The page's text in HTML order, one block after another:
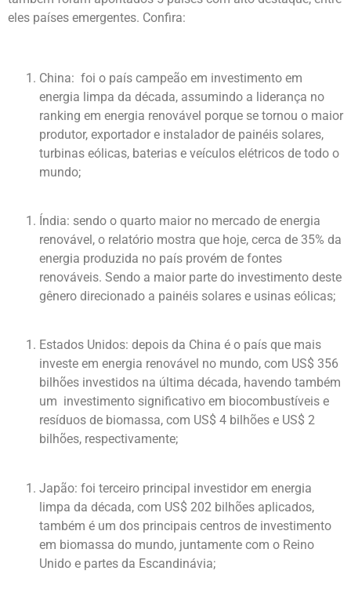
eles países emergentes. Confira:
China: foi o país campeão em investimento em
energia limpa da década, assumindo a liderança no
ranking em energia renovável porque se tornou o maior
produtor, exportador e instalador de painéis solares,
turbinas eólicas, baterias e veículos elétricos de todo o
mundo;
Índia: sendo o quarto maior no mercado de energia
renovável, o relatório mostra que hoje, cerca de 35% da
energia produzida no país provém de fontes
renováveis. Sendo a maior parte do investimento deste
gênero direcionado a painéis solares e usinas eólicas;
Estados Unidos: depois da China é o país que mais
investe em energia renovável no mundo, com US$ 356
bilhões investidos na última década, havendo também
um investimento significativo em biocombustíveis e
resíduos de biomassa, com US$ 4 bilhões e US$ 2
bilhões, respectivamente;
Japão: foi terceiro principal investidor em energia
limpa da década, com US$ 202 bilhões aplicados,
também é um dos principais centros de investimento
em biomassa do mundo, juntamente com o Reino
Unido e partes da Escandinávia;